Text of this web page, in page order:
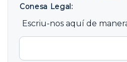
Conesa Legal:
Escriu-nos aquí de